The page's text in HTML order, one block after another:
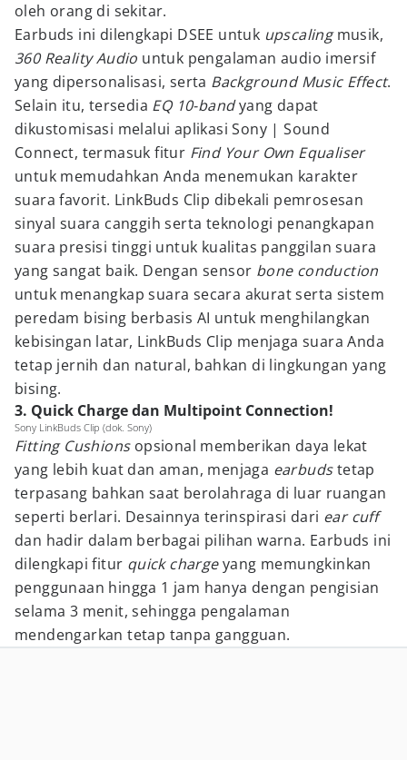
oleh orang di sekitar.
Earbuds ini dilengkapi DSEE untuk upscalingmusik,
360 Reality Audio untuk pengalaman audio imersif
yang dipersonalisasi, serta Background Music Effect.
Selain itu, tersedia EQ 10-bandyang dapat
dikustomisasi melalui aplikasi Sony | Sound
Connect, termasuk fitur Find Your Own Equaliser
untuk memudahkan Anda menemukan karakter
suara favorit. LinkBuds Clip dibekali pemrosesan
sinyal suara canggih serta teknologi penangkapan
suara presisi tinggi untuk kualitas panggilan suara
yang sangat baik. Dengan sensor bone conduction
untuk menangkap suara secara akurat serta sistem
peredam bising berbasis AI untuk menghilangkan
kebisingan latar, LinkBuds Clip menjaga suara Anda
tetap jernih dan natural, bahkan di lingkungan yang
bising.
3. Quick Charge dan Multipoint Connection!
Sony LinkBuds Clip (dok. Sony)
Fitting Cushionsopsional memberikan daya lekat
yang lebih kuat dan aman, menjaga earbudstetap
terpasang bahkan saat berolahraga di luar ruangan
seperti berlari. Desainnya terinspirasi dari ear cuff
dan hadir dalam berbagai pilihan warna. Earbuds ini
dilengkapi fitur quick chargeyang memungkinkan
penggunaan hingga 1 jam hanya dengan pengisian
selama 3 menit, sehingga pengalaman
mendengarkan tetap tanpa gangguan.